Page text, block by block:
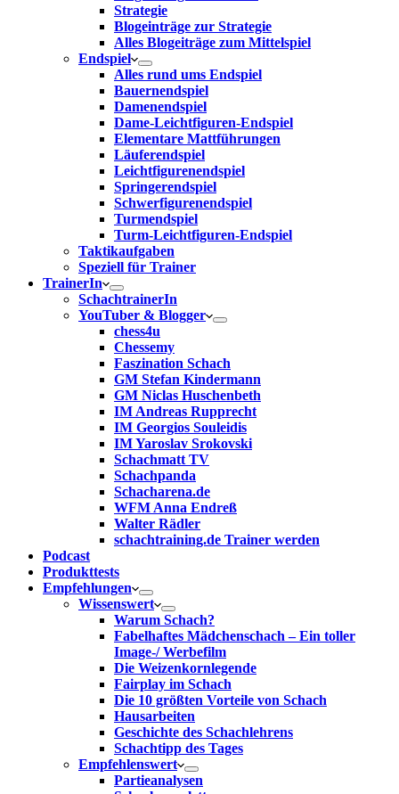
Strategie
Blogeinträge zur Strategie
Alles Blogeiträge zum Mittelspiel
Endspiel
Alles rund ums Endspiel
Bauernendspiel
Damenendspiel
Dame-Leichtfiguren-Endspiel
Elementare Mattführungen
Läuferendspiel
Leichtfigurenendspiel
Springerendspiel
Schwerfigurenendspiel
Turmendspiel
Turm-Leichtfiguren-Endspiel
Taktikaufgaben
Speziell für Trainer
TrainerIn
SchachtrainerIn
YouTuber & Blogger
chess4u
Chessemy
Faszination Schach
GM Stefan Kindermann
GM Niclas Huschenbeth
IM Andreas Rupprecht
IM Georgios Souleidis
IM Yaroslav Srokovski
Schachmatt TV
Schachpanda
Schacharena.de
WFM Anna Endreß
Walter Rädler
schachtraining.de Trainer werden
Podcast
Produkttests
Empfehlungen
Wissenswert
Warum Schach?
Fabelhaftes Mädchenschach – Ein toller
Image-/ Werbefilm
Die Weizenkornlegende
Fairplay im Schach
Die 10 größten Vorteile von Schach‎
Hausarbeiten
Geschichte des Schachlehrens
Schachtipp des Tages
Empfehlenswert
Partieanalysen